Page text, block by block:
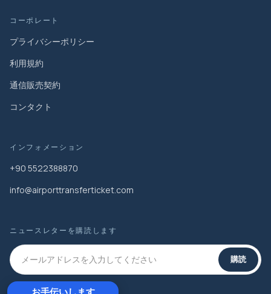
コーポレート
プライバシーポリシー
利用規約
通信販売契約
コンタクト
インフォメーション
+90 5522388870
info@airporttransferticket.com
ニュースレターを購読します
購読